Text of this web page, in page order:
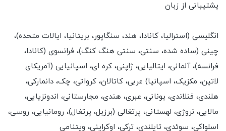
پشتیبانی از زبان
انگلیسی (استرالیا، کانادا، هند، سنگاپور، بریتانیا، ایالات متحده)،
چینی (ساده شده، سنتی، سنتی هنگ کنگ)، فرانسوی (کانادا،
فرانسه)، آلمانی، ایتالیایی، ژاپنی، کره ای، اسپانیایی (آمریکای
لاتین، مکزیک، اسپانیا) عربی، کاتالان، کرواتی، چک، دانمارکی،
هلندی، فنلاندی، یونانی، عبری، هندی، مجارستانی، اندونزیایی،
مالایی، نروژی، لهستانی، پرتغالی (برزیل، پرتغال)، رومانیایی، روسی،
اسلواکی، سوئدی، تایلندی، ترکی، اوکراینی، ویتنامی